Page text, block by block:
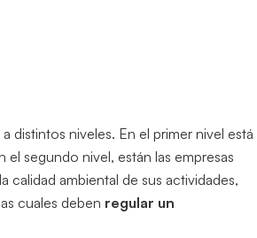
distintos niveles. En el primer nivel está
el segundo nivel, están las empresas
calidad ambiental de sus actividades,
cuales deben regular un